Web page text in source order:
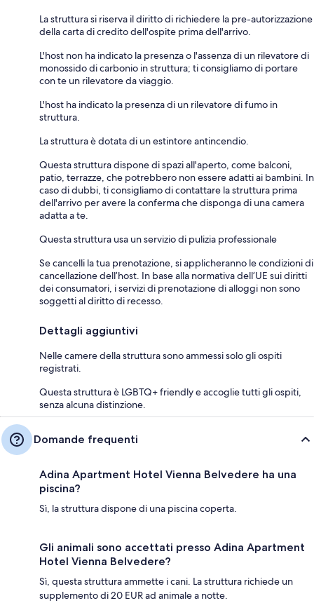
La struttura si riserva il diritto di richiedere la pre-autorizzazione
della carta di credito dell'ospite prima dell'arrivo.
L'host non ha indicato la presenza o l'assenza di un rilevatore di
monossido di carbonio in struttura; ti consigliamo di portare
con te un rilevatore da viaggio.
L'host ha indicato la presenza di un rilevatore di fumo in
struttura.
La struttura è dotata di un estintore antincendio.
Questa struttura dispone di spazi all'aperto, come balconi,
patio, terrazze, che potrebbero non essere adatti ai bambini. In
caso di dubbi, ti consigliamo di contattare la struttura prima
dell'arrivo per avere la conferma che disponga di una camera
adatta a te.
Questa struttura usa un servizio di pulizia professionale
Se cancelli la tua prenotazione, si applicheranno le condizioni di
cancellazione dell’host. In base alla normativa dell’UE sui diritti
dei consumatori, i servizi di prenotazione di alloggi non sono
soggetti al diritto di recesso.
Dettagli aggiuntivi
Nelle camere della struttura sono ammessi solo gli ospiti
registrati.
Questa struttura è LGBTQ+ friendly e accoglie tutti gli ospiti,
senza alcuna distinzione.
Domande frequenti
Adina Apartment Hotel Vienna Belvedere ha una
piscina?
Sì, la struttura dispone di una piscina coperta.
Gli animali sono accettati presso Adina Apartment
Hotel Vienna Belvedere?
Sì, questa struttura ammette i cani. La struttura richiede un
supplemento di 20 EUR ad animale a notte.